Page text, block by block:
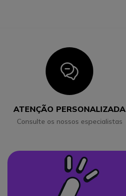
Icon
ATENÇÃO PERSONALIZADA
Consulte os nossos especialistas